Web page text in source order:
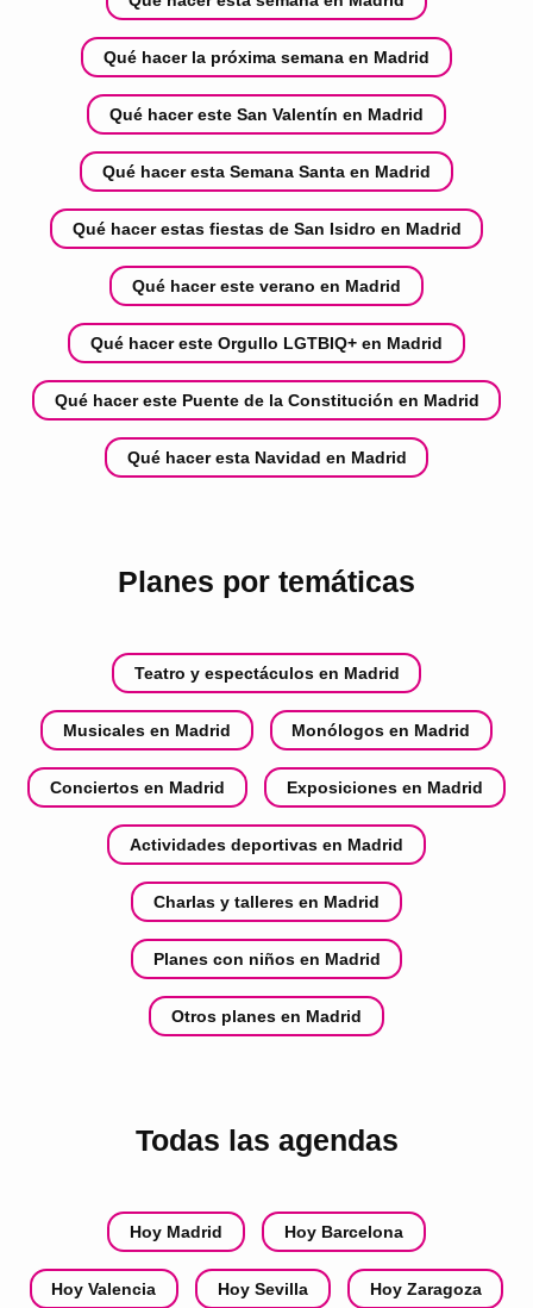
Qué hacer la próxima semana en Madrid
Qué hacer este San Valentín en Madrid
Qué hacer esta Semana Santa en Madrid
Qué hacer estas fiestas de San Isidro en Madrid
Qué hacer este verano en Madrid
Qué hacer este Orgullo LGTBIQ+ en Madrid
Qué hacer este Puente de la Constitución en Madrid
Qué hacer esta Navidad en Madrid
Planes por temáticas
Teatro y espectáculos en Madrid
Musicales en Madrid Monólogos en Madrid
Conciertos en Madrid Exposiciones en Madrid
Actividades deportivas en Madrid
Charlas y talleres en Madrid
Planes con niños en Madrid
Otros planes en Madrid
Todas las agendas
Hoy Madrid Hoy Barcelona
Hoy Valencia Hoy Sevilla Hoy Zaragoza